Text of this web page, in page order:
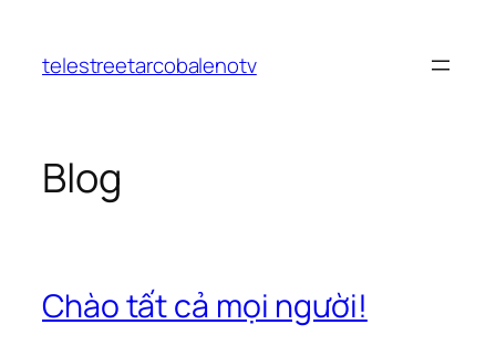
phầntelestreetarcobalenotv
Blog
Chào tất cả mọi người!